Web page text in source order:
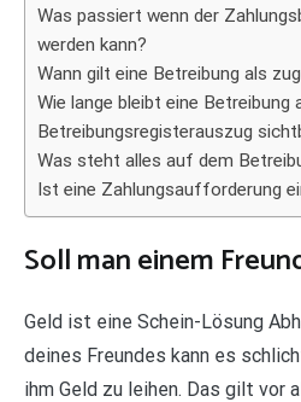
Was passiert wenn der
werden kann?
Wann gilt eine Betreibung als
Wie lange bleibt eine Betreibung
Betreibungsregisterauszug
Was steht alles auf dem
Ist eine Zahlungsaufforderung
Soll man einem
Geld ist eine Schein-Lösung
deines Freundes kann es
ihm Geld zu leihen. Das gilt vor